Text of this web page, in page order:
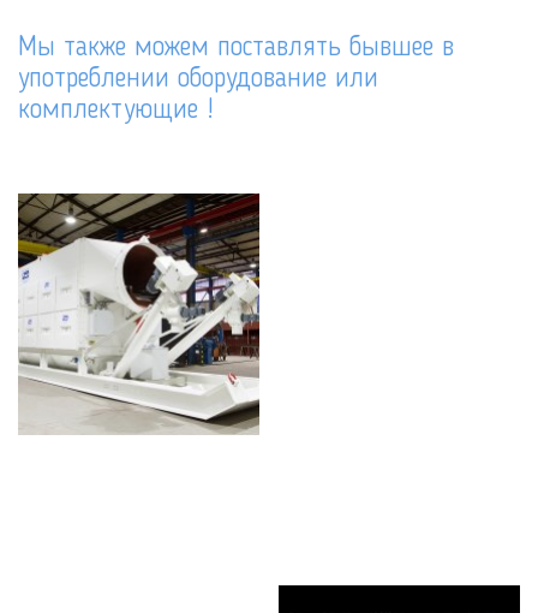
Мы также можем поставлять бывшее в
употреблении оборудование или
комплектующие !